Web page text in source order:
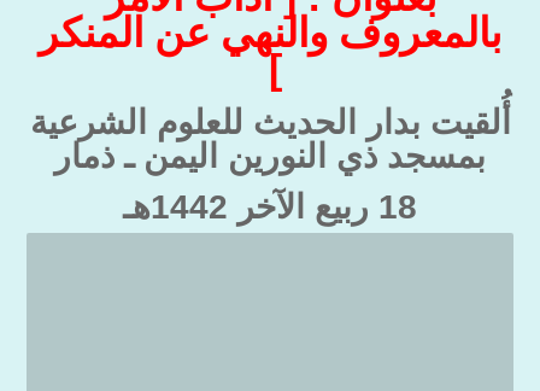
بالمعروف والنهي عن المنكر
]
أُلقيت بدار الحديث للعلوم الشرعية
بمسجد ذي النورين اليمن ـ ذمار
18 ربيع الآخر 1442هـ